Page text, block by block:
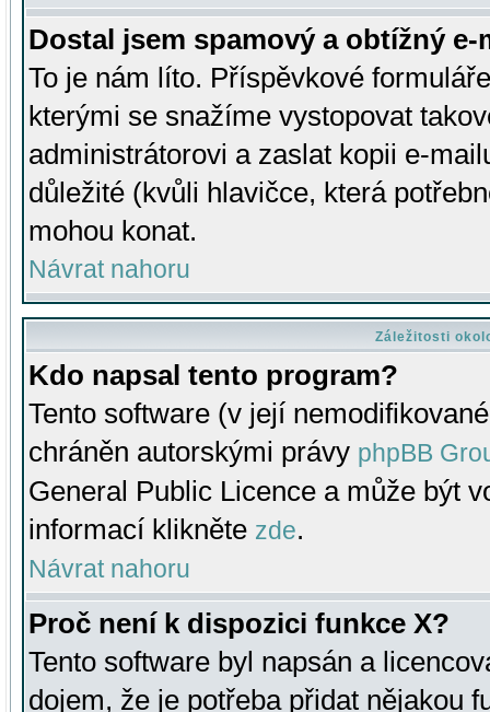
Dostal jsem spamový a obtížný
To je nám líto. Příspěvkové
kterými se snažíme vystopovat
administrátorovi a zaslat kopii e-
důležité (kvůli hlavičce, která
mohou konat.
Návrat nahoru
Záležitosti
Kdo napsal tento program?
Tento software (v její
chráněn autorskými právy phpBB
General Public Licence a může být
informací klikněte zde.
Návrat nahoru
Proč není k dispozici funkce X?
Tento software byl napsán a
dojem, že je potřeba přidat nějakou